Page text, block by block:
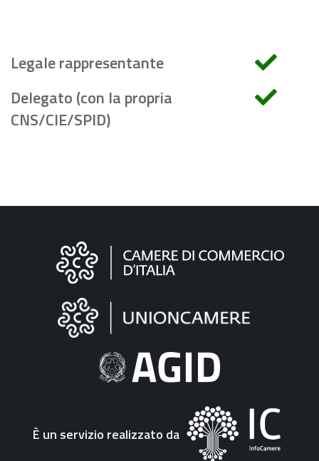
Legale rappresentante
Delegato (con la propria
CNS/CIE/SPID)
Informazioni
"Fattura
Elettronica"
È un servizio realizzato da